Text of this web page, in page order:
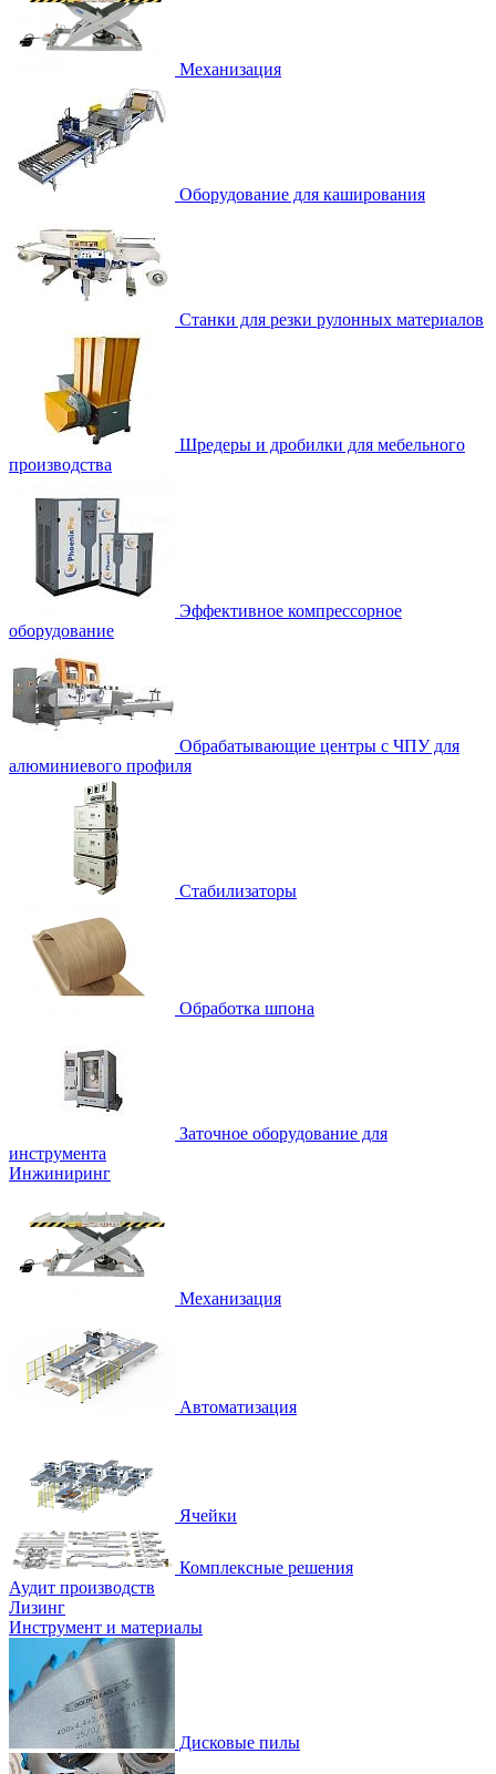
Механизация
Оборудование для каширования
Станки для резки рулонных материалов
Шредеры и дробилки для мебельного
производства
Эффективное компрессорное
оборудование
Обрабатывающие центры с ЧПУ для
алюминиевого профиля
Стабилизаторы
Обработка шпона
Заточное оборудование для
инструмента
Инжиниринг
Механизация
Автоматизация
Ячейки
Комплексные решения
Аудит производств
Лизинг
Инструмент и материалы
Дисковые пилы